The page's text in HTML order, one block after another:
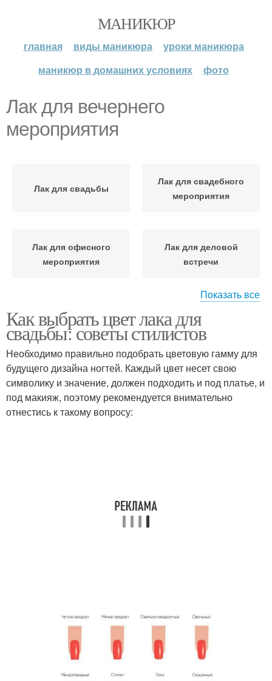
МАНИКЮР
главная виды маникюра
уроки маникюра
маникюр в домашних условиях
фото
Лак для вечернего
мероприятия
Лак для свадьбы
Лак для свадебного
мероприятия
Лак для офисного
мероприятия
Лак для деловой
встречи
Лак для торжественного
мероприятия
мероприятия
Показать все
Как выбрать цвет лака для
свадьбы: советы стилистов
Необходимо правильно подобрать цветовую гамму для
будущего дизайна ногтей. Каждый цвет несет свою
символику и значение, должен подходить и под платье, и
под макияж, поэтому рекомендуется внимательно
отнестись к такому вопросу: